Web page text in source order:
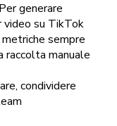
generare
video su TikTok
sempre
raccolta manuale
condividere